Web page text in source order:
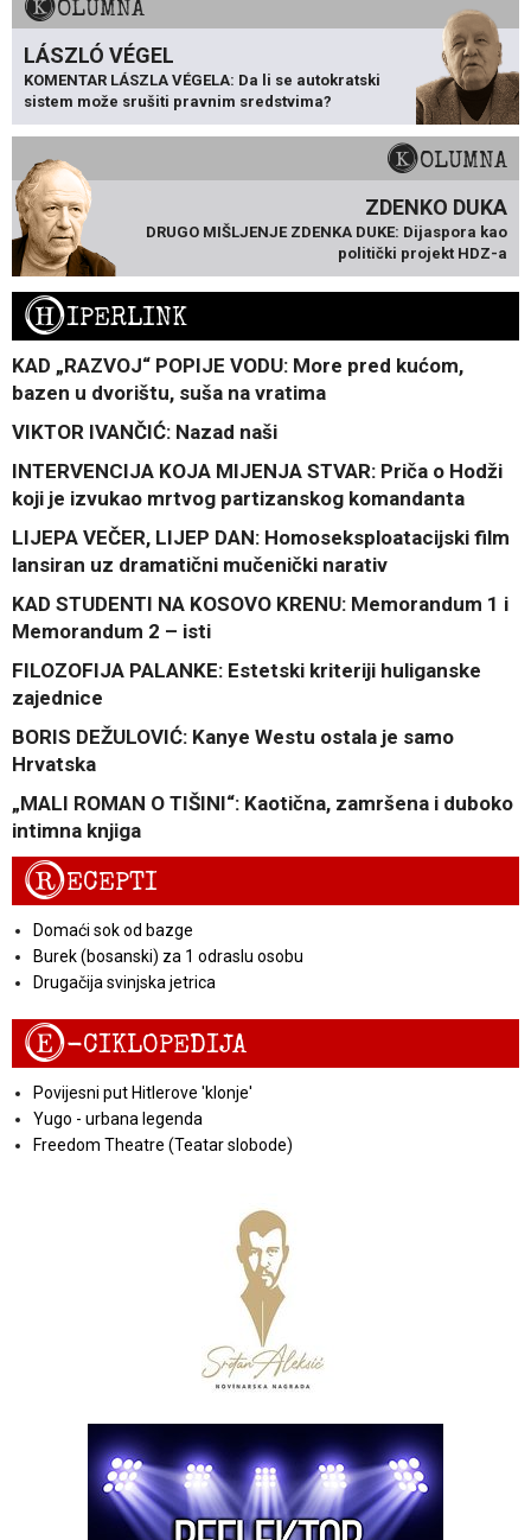
KOLUMNA
LÁSZLÓ VÉGEL
KOMENTAR LÁSZLA VÉGELA: Da li se autokratski
sistem može srušiti pravnim sredstvima?
KOLUMNA
ZDENKO DUKA
DRUGO MIŠLJENJE ZDENKA DUKE: Dijaspora kao
politički projekt HDZ-a
HIPERLINK
KAD „RAZVOJ“ POPIJE VODU: More pred kućom,
bazen u dvorištu, suša na vratima
VIKTOR IVANČIĆ: Nazad naši
INTERVENCIJA KOJA MIJENJA STVAR: Priča o Hodži
koji je izvukao mrtvog partizanskog komandanta
LIJEPA VEČER, LIJEP DAN: Homoseksploatacijski film
lansiran uz dramatični mučenički narativ
KAD STUDENTI NA KOSOVO KRENU: Memorandum 1 i
Memorandum 2 – isti
FILOZOFIJA PALANKE: Estetski kriteriji huliganske
zajednice
BORIS DEŽULOVIĆ: Kanye Westu ostala je samo
Hrvatska
„MALI ROMAN O TIŠINI“: Kaotična, zamršena i duboko
intimna knjiga
RECEPTI
Domaći sok od bazge
Burek (bosanski) za 1 odraslu osobu
Drugačija svinjska jetrica
E-CIKLOPEDIJA
Povijesni put Hitlerove 'klonje'
Yugo - urbana legenda
Freedom Theatre (Teatar slobode)